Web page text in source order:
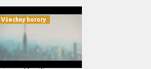
Všechny horory